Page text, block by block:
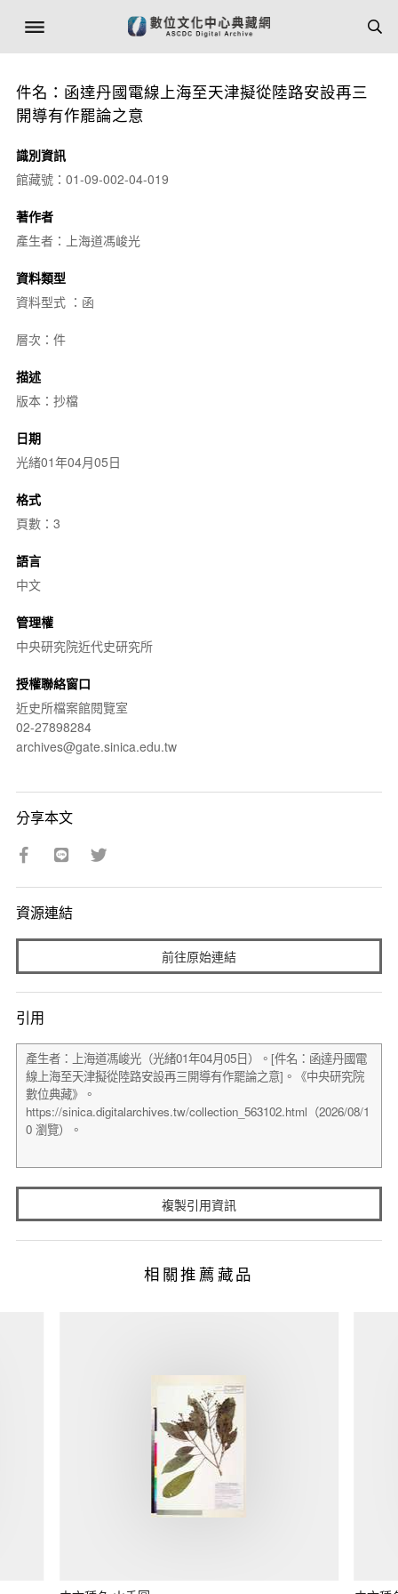
件名：函達丹國電線上海至天津擬從陸路安設再三
開導有作罷論之意
識別資訊
館藏號：01-09-002-04-019
著作者
產生者：上海道馮峻光
資料類型
資料型式 ：函
層次：件
描述
版本：抄檔
日期
光緒01年04月05日
格式
頁數：3
語言
中文
管理權
中央研究院近代史研究所
授權聯絡窗口
近史所檔案館閱覽室
02-27898284
archives@gate.sinica.edu.tw
分享本文
資源連結
前往原始連結
引用
複製引用資訊
相關推薦藏品